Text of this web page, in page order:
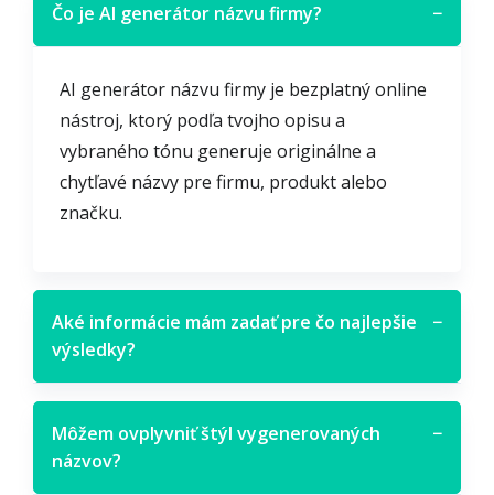
Čo je AI generátor názvu firmy? −
AI generátor názvu firmy je bezplatný online
nástroj, ktorý podľa tvojho opisu a
vybraného tónu generuje originálne a
chytľavé názvy pre firmu, produkt alebo
značku.
Aké informácie mám zadať pre čo najlepšie
výsledky?
−
Môžem ovplyvniť štýl vygenerovaných
názvov?
−